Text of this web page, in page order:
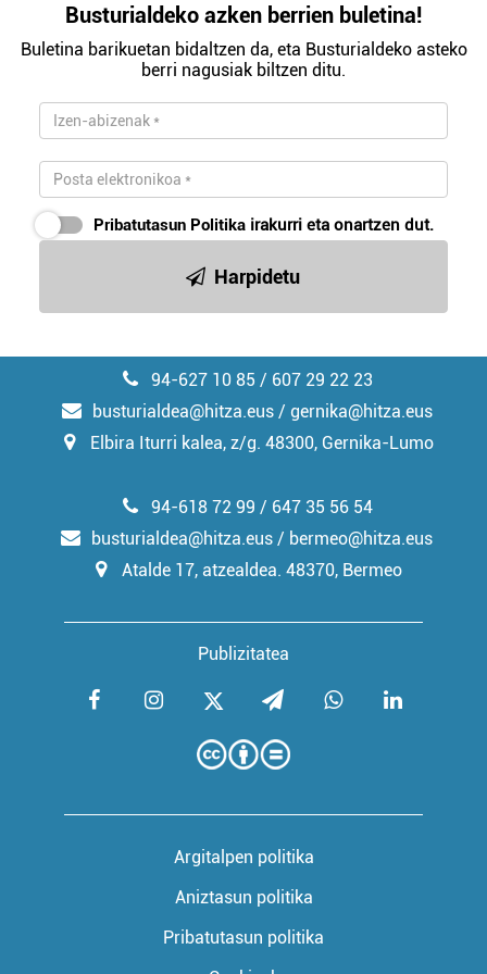
Busturialdeko azken berrien buletina!
Buletina barikuetan bidaltzen da, eta Busturialdeko asteko
berri nagusiak biltzen ditu.
Pribatutasun Politika irakurri eta onartzen dut.
Harpidetu
94-627 10 85 / 607 29 22 23
busturialdea@hitza.eus / gernika@hitza.eus
Elbira Iturri kalea, z/g. 48300, Gernika-Lumo
Publizitatea
94-618 72 99 / 647 35 56 54
busturialdea@hitza.eus / bermeo@hitza.eus
Atalde 17, atzealdea. 48370, Bermeo
Argitalpen politika
Aniztasun politika
Pribatutasun politika